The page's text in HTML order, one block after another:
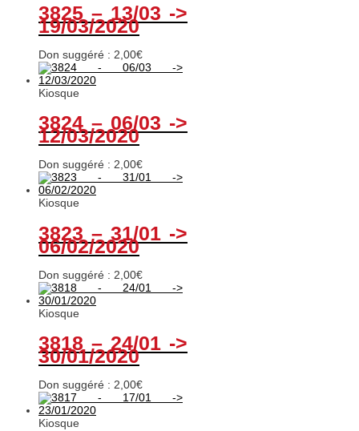
3825 – 13/03 ->
19/03/2020
Don suggéré : 2,00€
Kiosque
3824 – 06/03 ->
12/03/2020
Don suggéré : 2,00€
Kiosque
3823 – 31/01 ->
06/02/2020
Don suggéré : 2,00€
Kiosque
3818 – 24/01 ->
30/01/2020
Don suggéré : 2,00€
Kiosque